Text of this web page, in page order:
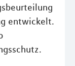
entwickelt.